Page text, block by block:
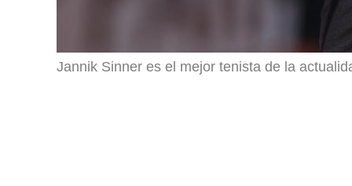
Jannik Sinner es el mejor tenista de la